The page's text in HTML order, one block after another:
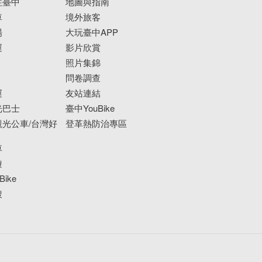
巴士
公車/台灣好
境外旅客
大玩臺中APP
影片欣賞
照片集錦
問卷調查
友站連結
臺中YouBike
登革熱防治專區